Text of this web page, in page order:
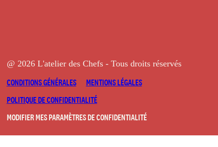
@ 2026 L'atelier des Chefs - Tous droits réservés
CONDITIONS GÉNÉRALES
MENTIONS LÉGALES
POLITIQUE DE CONFIDENTIALITÉ
MODIFIER MES PARAMÈTRES DE CONFIDENTIALITÉ